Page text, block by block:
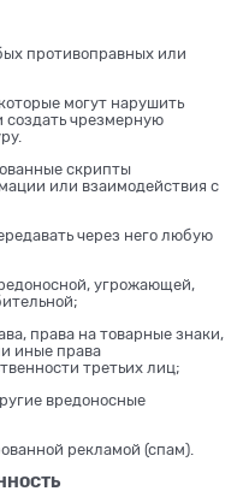
противоправных или
могут нарушить
чрезмерную
скрипты
или взаимодействия с
через него любую
угрожающей,
права на товарные знаки,
иные права
третьих лиц;
вредоносные
рекламой (спам).